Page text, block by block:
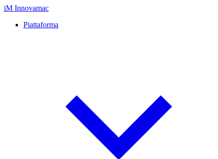
iM Innovamac
Piattaforma